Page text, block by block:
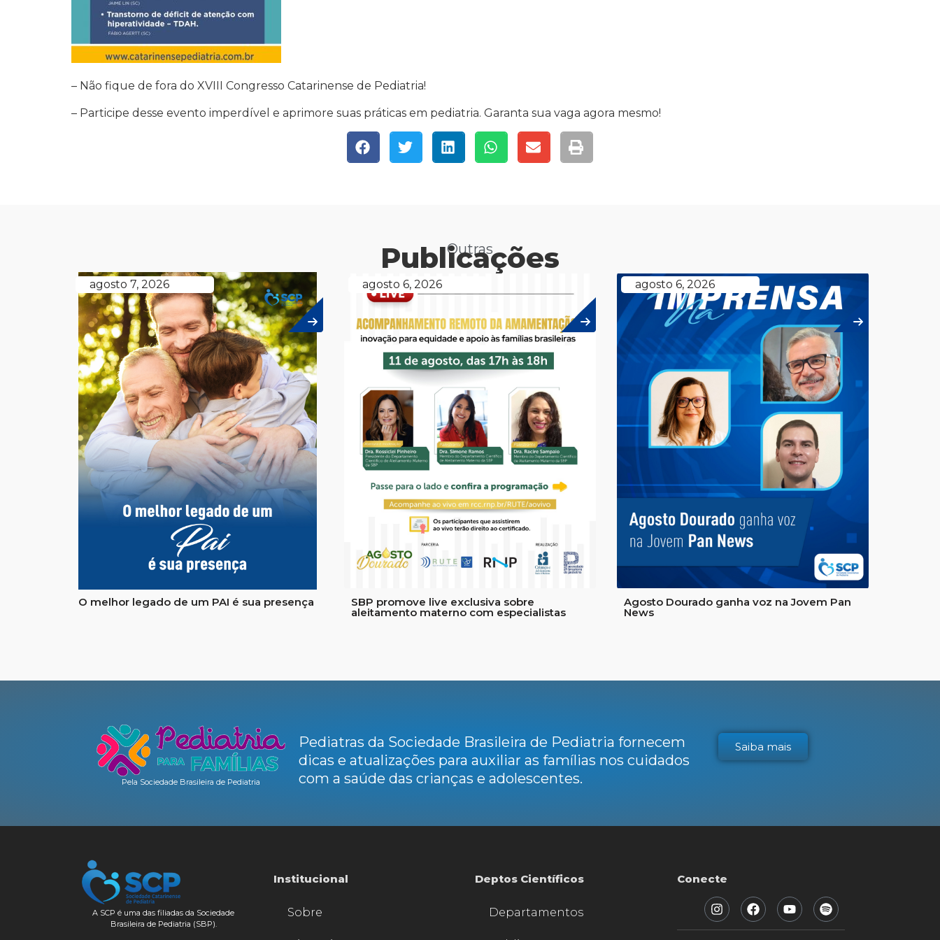
– Não fique de fora do XVIII Congresso Catarinense de Pediatria!
– Participe desse evento imperdível e aprimore suas práticas em pediatria. Garanta sua vaga agora mesmo!
Outras
Publicações
agosto 7, 2026
O melhor legado de um PAI é sua presença
agosto 6, 2026
SBP promove live exclusiva sobre
aleitamento materno com especialistas
agosto 6, 2026
Agosto Dourado ganha voz na Jovem Pan
News
Pela Sociedade Brasileira de Pediatria
Pediatras da Sociedade Brasileira de Pediatria fornecem
dicas e atualizações para auxiliar as famílias nos cuidados
com a saúde das crianças e adolescentes.
Saiba mais
A SCP é uma das filiadas da Sociedade
Brasileira de Pediatria (SBP).
Institucional
Sobre
Deptos Científicos
Departamentos
Conecte